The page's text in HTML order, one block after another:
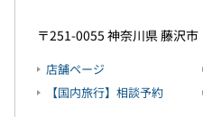
251-0055 神奈川県藤沢市
店舗ページ
【国内旅行】相談予約